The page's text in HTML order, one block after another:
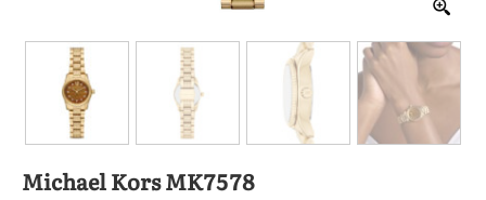
Michael Kors MK7578